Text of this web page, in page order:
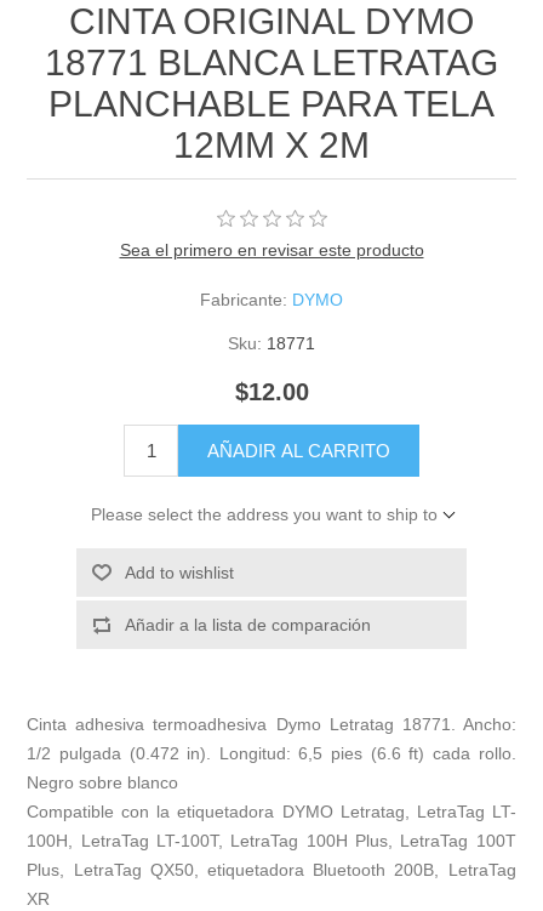
CINTA ORIGINAL DYMO
18771 BLANCA LETRATAG
PLANCHABLE PARA TELA
12MM X 2M
Sea el primero en revisar este producto
Fabricante: DYMO
Sku: 18771
$12.00
AÑADIR AL CARRITO
Please select the address you want to ship to
Add to wishlist
Añadir a la lista de comparación
Cinta adhesiva termoadhesiva Dymo Letratag 18771. Ancho:
1/2 pulgada (0.472 in). Longitud: 6,5 pies (6.6 ft) cada rollo.
Negro sobre blanco
Compatible con la etiquetadora DYMO Letratag, LetraTag LT-
100H, LetraTag LT-100T, LetraTag 100H Plus, LetraTag 100T
Plus, LetraTag QX50, etiquetadora Bluetooth 200B, LetraTag
XR